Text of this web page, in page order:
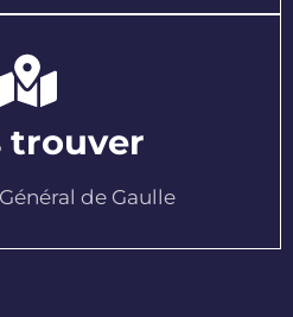
trouver
de Gaulle